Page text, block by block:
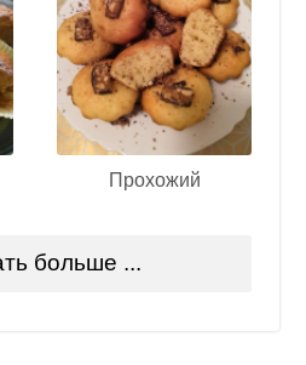
Прохожий
больше ...